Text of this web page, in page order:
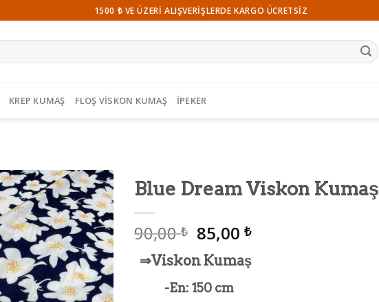
1500 ₺ VE ÜZERI ALIŞVERIŞLERDE KARGO ÜCRETSIZ
KREP KUMAŞ FLOŞ VISKON KUMAŞ İPEKER
Beğeni
Listeme
Ekle
Blue Dream Viskon Kumaş
90,00₺ 85,00₺
⇒Viskon Kumaş
-En: 150 cm